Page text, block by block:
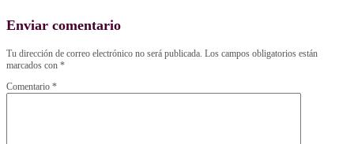
Enviar comentario
Tu dirección de correo electrónico no será publicada. Los campos obligatorios están
marcados con *
Comentario *